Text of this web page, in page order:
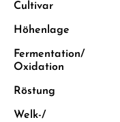
Cultivar
Höhenlage
Fermentation/
Oxidation
Röstung
Welk-/